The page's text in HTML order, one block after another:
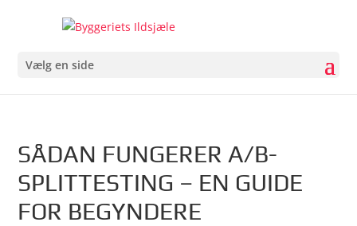
Vælg en side
SÅDAN FUNGERER A/B-
SPLITTESTING – EN GUIDE
FOR BEGYNDERE